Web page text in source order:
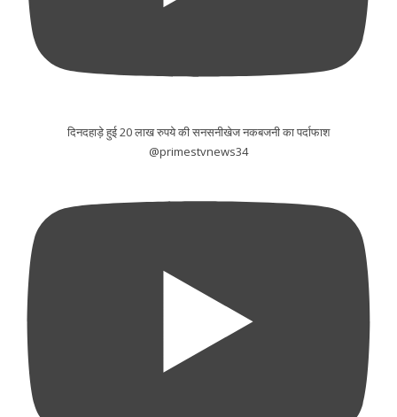
दिनदहाड़े हुई 20 लाख रुपये की सनसनीखेज नकबजनी का पर्दाफाश
@primestvnews34